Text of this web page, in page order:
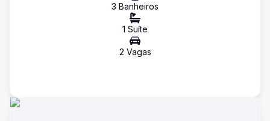
3 Banheiros
1 Suíte
2 Vagas